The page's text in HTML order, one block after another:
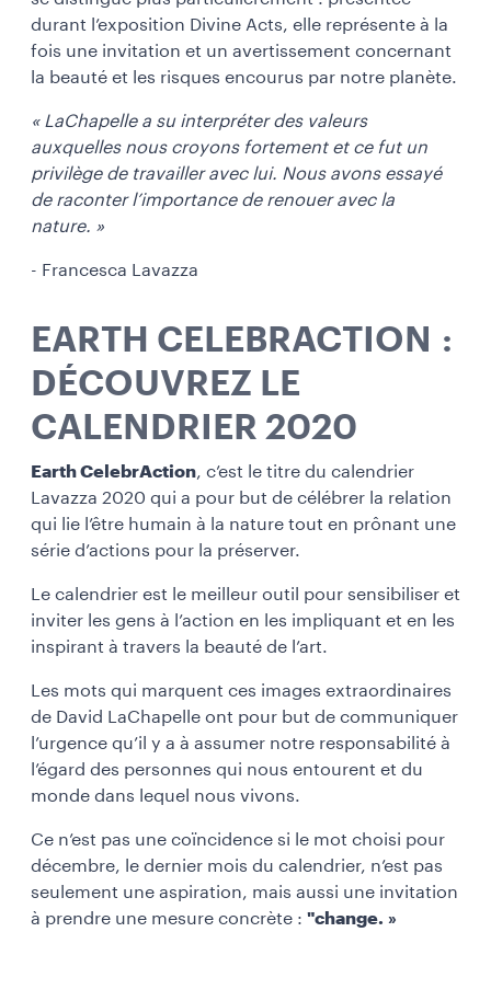
durant l’exposition Divine Acts, elle représente à la
fois une invitation et un avertissement concernant
la beauté et les risques encourus par notre planète.
« LaChapelle a su interpréter des valeurs
auxquelles nous croyons fortement et ce fut un
privilège de travailler avec lui. Nous avons essayé
de raconter l’importance de renouer avec la
nature. »
- Francesca Lavazza
EARTH CELEBRACTION :
DÉCOUVREZ LE
CALENDRIER 2020
Earth CelebrAction, c’est le titre du calendrier
Lavazza 2020 qui a pour but de célébrer la relation
qui lie l’être humain à la nature tout en prônant une
série d’actions pour la préserver.
Le calendrier est le meilleur outil pour sensibiliser et
inviter les gens à l’action en les impliquant et en les
inspirant à travers la beauté de l’art.
Les mots qui marquent ces images extraordinaires
de David LaChapelle ont pour but de communiquer
l’urgence qu’il y a à assumer notre responsabilité à
l’égard des personnes qui nous entourent et du
monde dans lequel nous vivons.
Ce n’est pas une coïncidence si le mot choisi pour
décembre, le dernier mois du calendrier, n’est pas
seulement une aspiration, mais aussi une invitation
à prendre une mesure concrète : "change. »